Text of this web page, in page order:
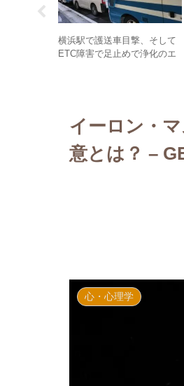
横浜駅で護送車目撃、そして
ETC障害で足止めで浄化のエ
イーロン・
意とは？ –
心・心理学